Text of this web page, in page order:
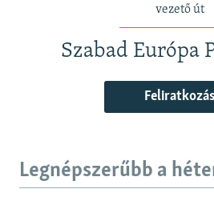
vezető út
Szabad Európa
Feliratkozás
Legnépszerűbb a